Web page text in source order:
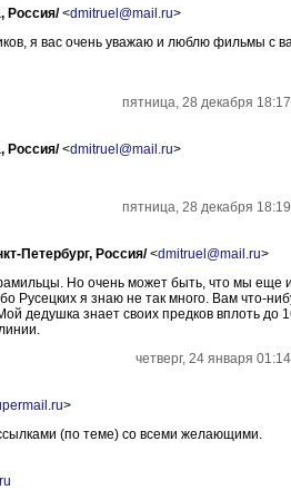
Россия/<dmitruel@mail.ru>
я вас очень уважаю и люблю фильмы с
пятница, 28 декабря
Россия/<dmitruel@mail.ru>
пятница, 28 декабря
Петербург, Россия/<dmitruel@mail.ru>
Но очень может быть, что мы еще
Русецких я знаю не так много. Вам что-
дедушка знает своих предков вплоть до
четверг, 24 января
>
(по теме) со всеми желающими.